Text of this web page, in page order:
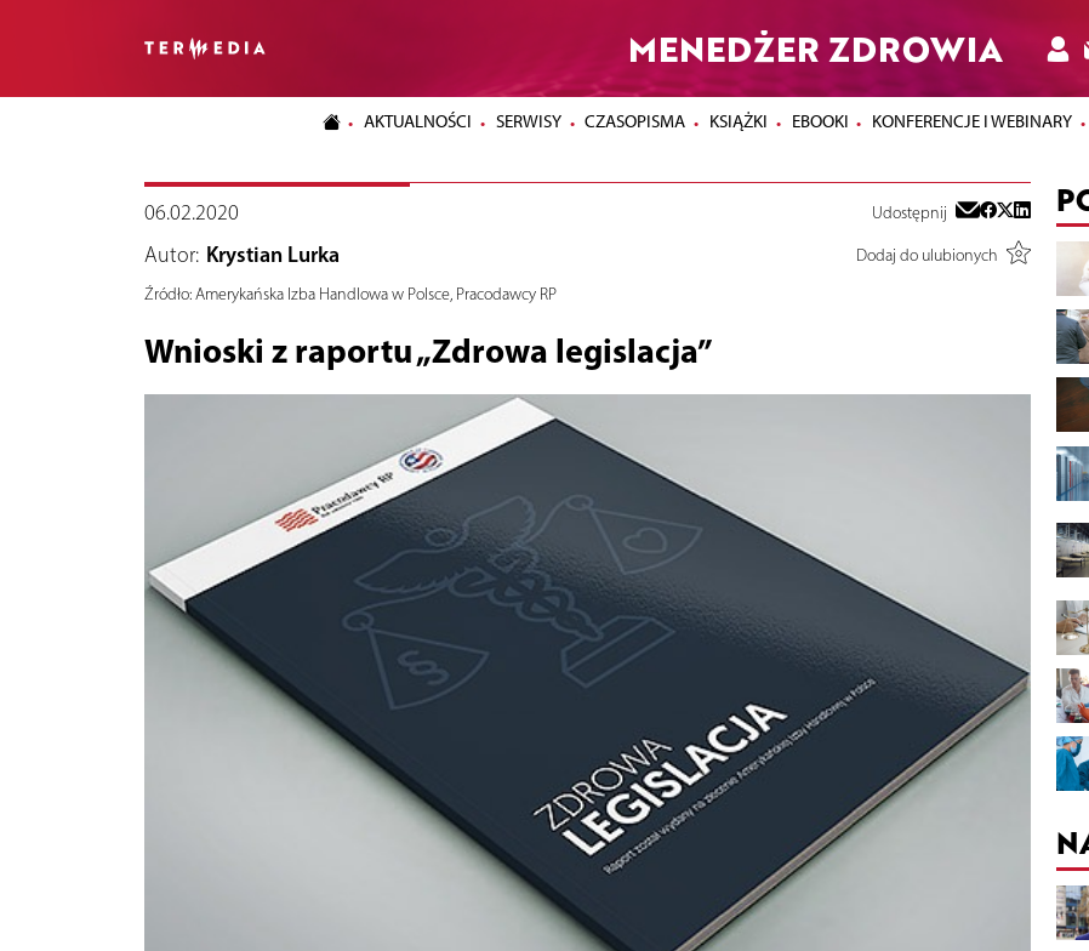
MENEDŻER ZDROWIA
AKTUALNOŚCI SERWISY CZASOPISMA KSIĄŻKI EBOOKI KONFERENCJE I WEBINARY
06.02.2020 Udostępnij
Autor: Krystian Lurka
Dodaj do ulubionych
Źródło:Amerykańska Izba Handlowa w Polsce, Pracodawcy RP
Wnioski z raportu „Zdrowa legislacja”